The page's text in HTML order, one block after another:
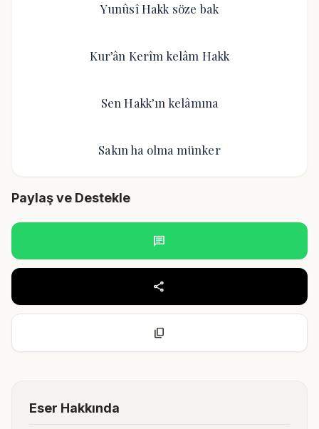
Yunûsî Hakk söze bak
Kur’ân Kerîm kelâm Hakk
Sen Hakk’ın kelâmına
Sakın ha olma münker
Paylaş ve Destekle
chat
share
content_copy
Eser Hakkında